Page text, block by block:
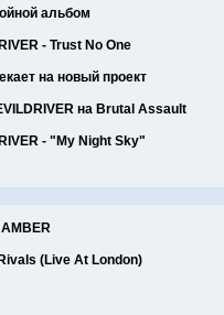
альбом
- Trust No One
на новый проект
на Brutal Assault
- "My Night Sky"
(Live At London)